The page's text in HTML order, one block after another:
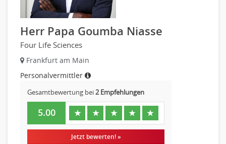
Herr Papa Goumba Niasse
Four Life Sciences
Frankfurt am Main
Personalvermittler
Gesamtbewertung bei2 Empfehlungen
5.00 ★ ★ ★ ★ ★
Jetzt bewerten! »